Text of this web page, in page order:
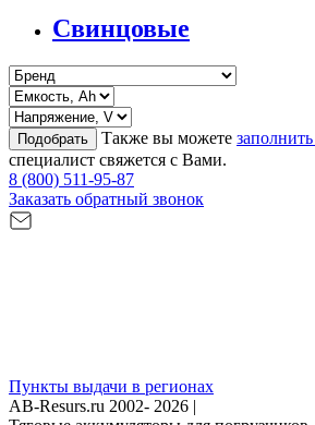
Свинцовые
Подобрать Также вы можете
специалист свяжется с Вами.
8 (800) 511-95-87
Заказать обратный звонок
Пункты выдачи в регионах
AB-Resurs.ru 2002- 2026 |